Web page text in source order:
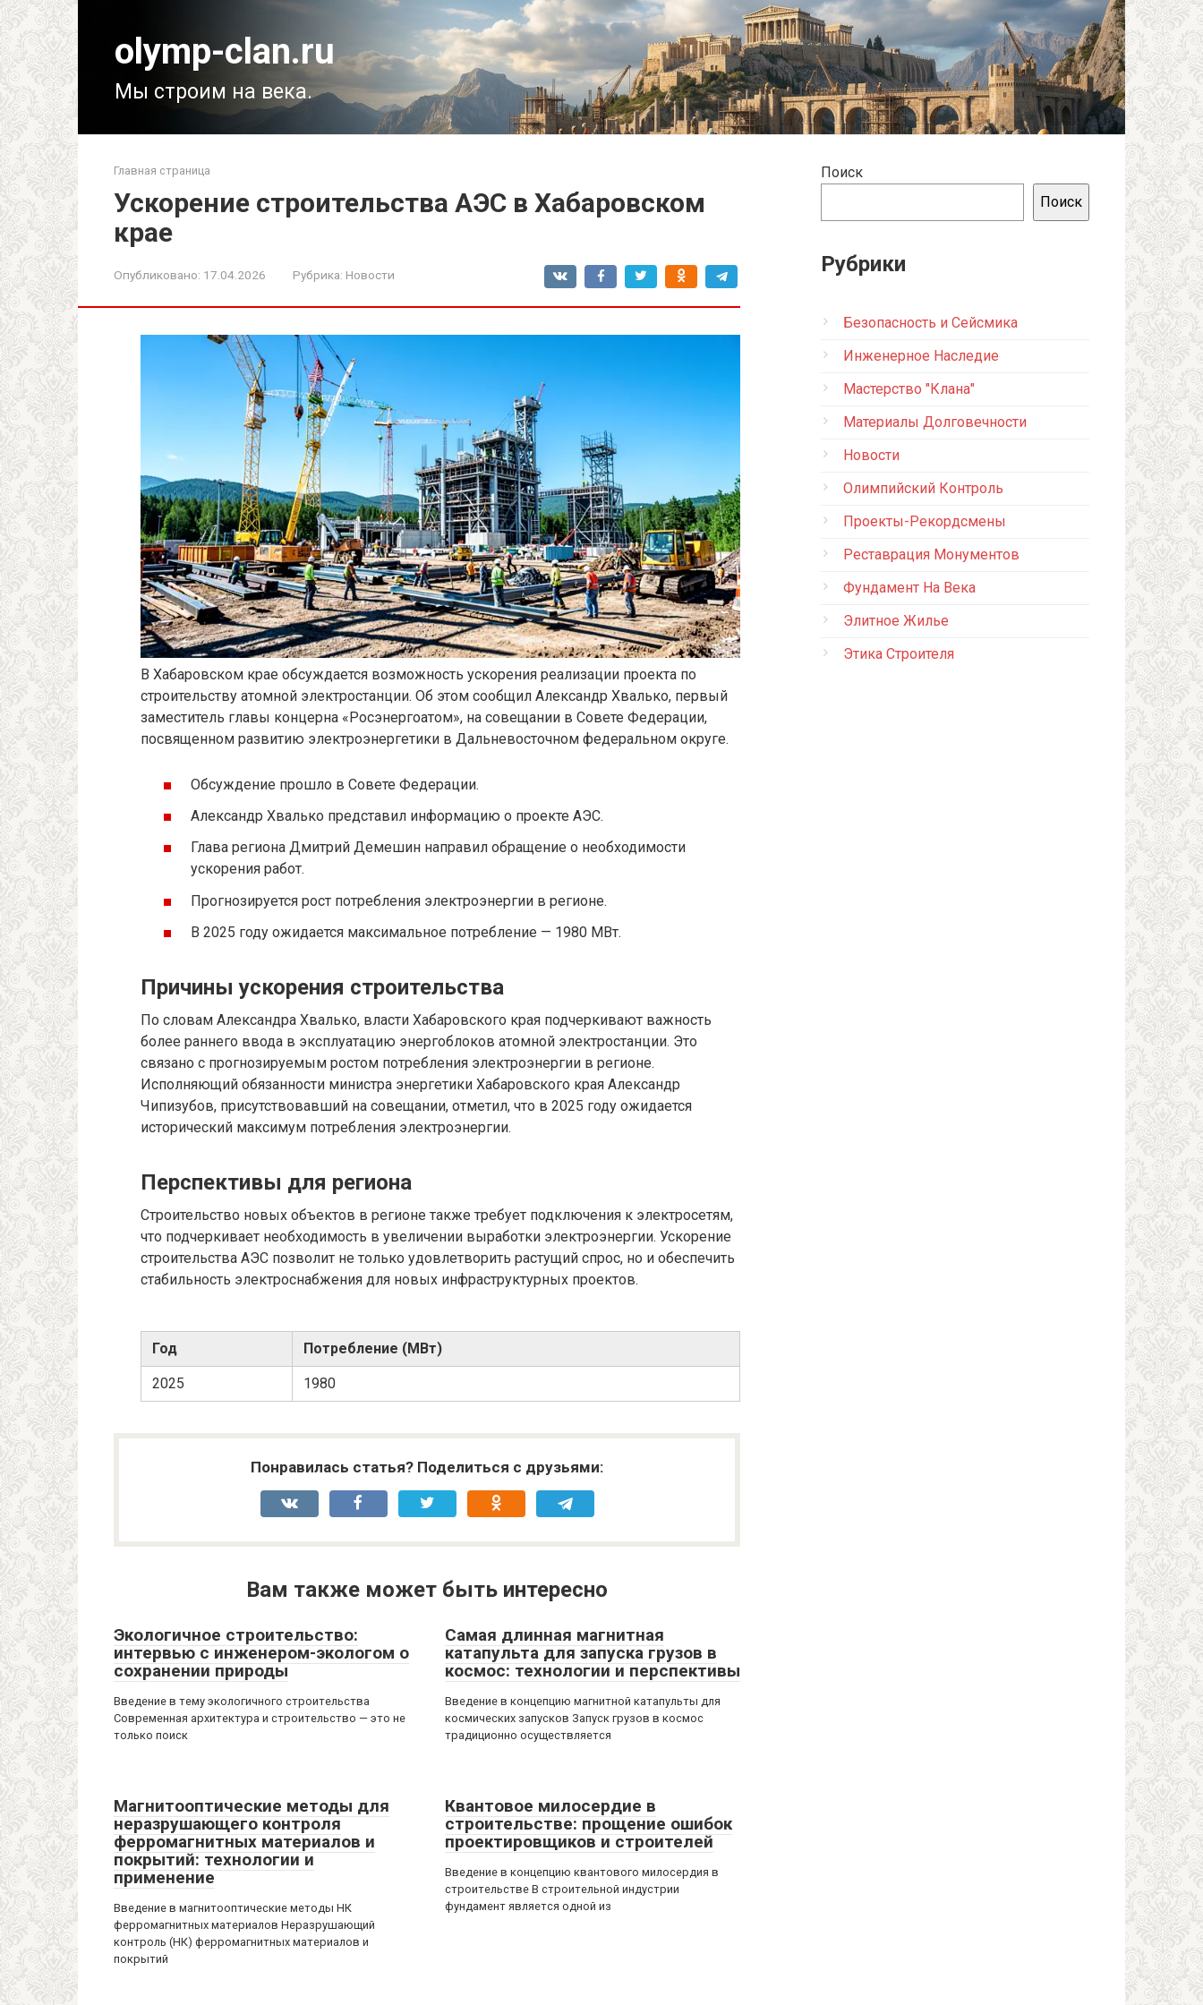
olymp-clan.ru
Мы строим на века.
Главная страница
Ускорение строительства АЭС в Хабаровском
крае
Опубликовано: 17.04.2026 Рубрика: Новости
В Хабаровском крае обсуждается возможность ускорения реализации проекта по
строительству атомной электростанции. Об этом сообщил Александр Хвалько, первый
заместитель главы концерна «Росэнергоатом», на совещании в Совете Федерации,
посвященном развитию электроэнергетики в Дальневосточном федеральном округе.
Обсуждение прошло в Совете Федерации.
Александр Хвалько представил информацию о проекте АЭС.
Глава региона Дмитрий Демешин направил обращение о необходимости
ускорения работ.
Прогнозируется рост потребления электроэнергии в регионе.
В 2025 году ожидается максимальное потребление — 1980 МВт.
Причины ускорения строительства
По словам Александра Хвалько, власти Хабаровского края подчеркивают важность
более раннего ввода в эксплуатацию энергоблоков атомной электростанции. Это
связано с прогнозируемым ростом потребления электроэнергии в регионе.
Исполняющий обязанности министра энергетики Хабаровского края Александр
Чипизубов, присутствовавший на совещании, отметил, что в 2025 году ожидается
исторический максимум потребления электроэнергии.
Перспективы для региона
Строительство новых объектов в регионе также требует подключения к электросетям,
что подчеркивает необходимость в увеличении выработки электроэнергии. Ускорение
строительства АЭС позволит не только удовлетворить растущий спрос, но и обеспечить
стабильность электроснабжения для новых инфраструктурных проектов.
Год Потребление (МВт)
2025 1980
Понравилась статья? Поделиться с друзьями:
Вам также может быть интересно
Экологичное строительство:
интервью с инженером-экологом о
сохранении природы
Введение в тему экологичного строительства
Современная архитектура и строительство — это не
только поиск
Самая длинная магнитная
катапульта для запуска грузов в
космос: технологии и перспективы
Введение в концепцию магнитной катапульты для
космических запусков Запуск грузов в космос
традиционно осуществляется
Магнитооптические методы для
неразрушающего контроля
ферромагнитных материалов и
покрытий: технологии и
применение
Введение в магнитооптические методы НК
ферромагнитных материалов Неразрушающий
контроль (НК) ферромагнитных материалов и
покрытий
Квантовое милосердие в
строительстве: прощение ошибок
проектировщиков и строителей
Введение в концепцию квантового милосердия в
строительстве В строительной индустрии
фундамент является одной из
Поиск
Поиск
Рубрики
Безопасность и Сейсмика
Инженерное Наследие
Мастерство "Клана"
Материалы Долговечности
Новости
Олимпийский Контроль
Проекты-Рекордсмены
Реставрация Монументов
Фундамент На Века
Элитное Жилье
Этика Строителя